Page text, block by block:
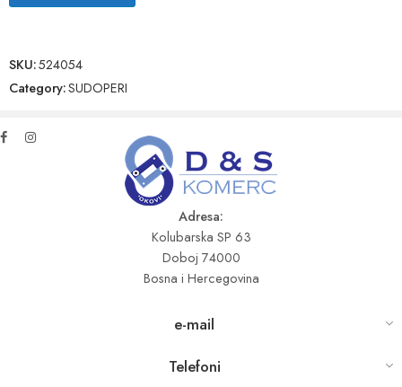
SKU:524054
Category:SUDOPERI
Adresa:
Kolubarska SP 63
Doboj 74000
Bosna i Hercegovina
e-mail
Telefoni